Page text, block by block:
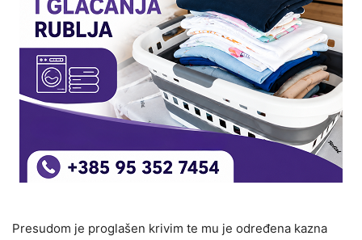
Presudom je proglašen krivim te mu je određena kazna